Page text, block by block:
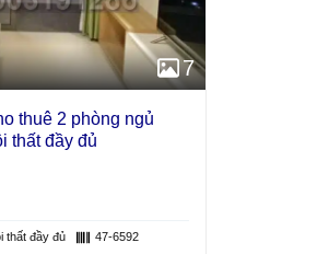
7
thuê 2 phòng ngủ
thất đầy đủ
thất đầy đủ 47-6592